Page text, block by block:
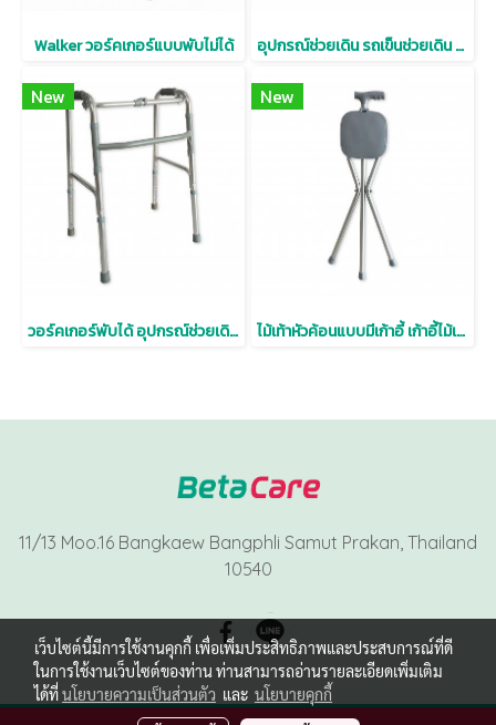
Walker วอร์คเกอร์แบบพับไม่ได้ อุปกรณ์ช่วยเดิน รถเข็นช่วยเดิน Rollator มีเบาะนั่งพร้อมตะกร้าใส่ของ
New
วอร์คเกอร์พับได้ อุปกรณ์ช่วยเดิน Walker อลูมิเนียมน้ำหนักเบา ปรับระดับได้
New
ไม้เท้าหัวค้อนแบบมีเก้าอี้ เก้าอี้ไม้เท้า ไม้เท้าพยุงเดิน สำหรับผู้สูงอายุ
11/13 Moo.16 Bangkaew Bangphli Samut Prakan, Thailand
10540
เว็บไซต์นี้มีการใช้งานคุกกี้ เพื่อเพิ่มประสิทธิภาพและประสบการณ์ที่ดี
ในการใช้งานเว็บไซต์ของท่าน ท่านสามารถอ่านรายละเอียดเพิ่มเติม
ได้ที่นโยบายความเป็นส่วนตัว และ นโยบายคุกกี้